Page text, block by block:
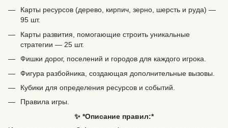
Карты ресурсов (дерево, кирпич, зерно, шерсть и руда) —
95 шт.
Карты развития, помогающие строить уникальные
стратегии — 25 шт.
Фишки дорог, поселений и городов для каждого игрока.
Фигура разбойника, создающая дополнительные вызовы.
Кубики для определения ресурсов и событий.
Правила игры.
✨ *Описание правил:*